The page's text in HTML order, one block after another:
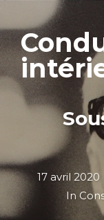
17 avril 2020
In